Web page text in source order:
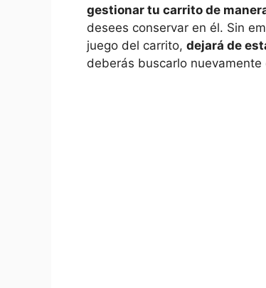
gestionar tu carrito de
‍desees conservar en él. Sin
juego del carrito, dejará de
⁣deberás buscarlo⁣